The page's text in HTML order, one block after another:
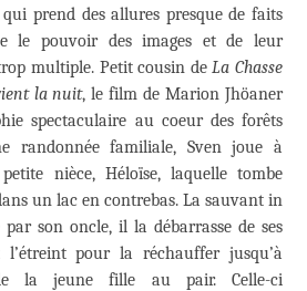
prend des allures presque de faits
le pouvoir des images et de leur
multiple. Petit cousin deLa Chasse
la nuit, le film de Marion Jhöaner
spectaculaire au coeur des forêts
randonnée familiale, Sven joue à
nièce, Héloïse, laquelle tombe
un lac en contrebas. La sauvant in
son oncle, il la débarrasse de ses
l’étreint pour la réchauffer jusqu’à
la jeune fille au pair. Celle-ci